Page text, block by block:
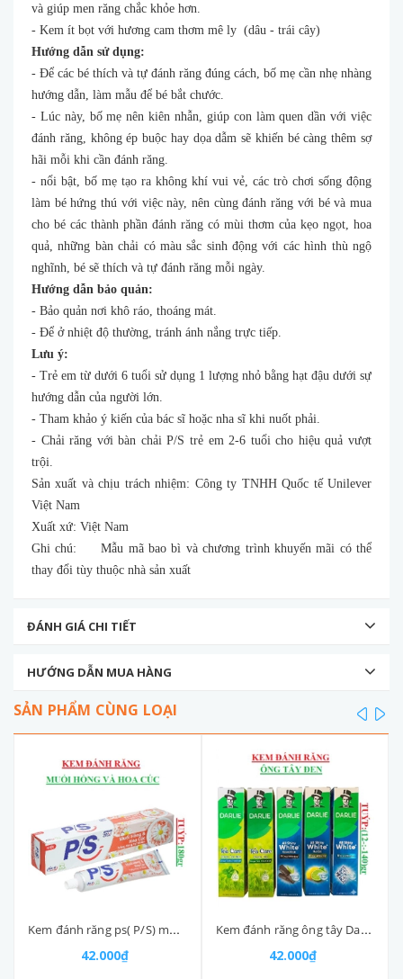
và giúp men răng chắc khỏe hơn.
- Kem ít bọt với hương cam thơm mê ly (dâu - trái cây)
Hướng dẫn sử dụng:
- Để các bé thích và tự đánh răng đúng cách, bố mẹ cần nhẹ nhàng
hướng dẫn, làm mẫu để bé bắt chước.
- Lúc này, bố mẹ nên kiên nhẫn, giúp con làm quen dần với việc
đánh răng, không ép buộc hay dọa dẫm sẽ khiến bé càng thêm sợ
hãi mỗi khi cần đánh răng.
- nổi bật, bố mẹ tạo ra không khí vui vẻ, các trò chơi sống động
làm bé hứng thú với việc này, nên cùng đánh răng với bé và mua
cho bé các thành phần đánh răng có mùi thơm của kẹo ngọt, hoa
quả, những bàn chải có màu sắc sinh động với các hình thù ngộ
nghĩnh, bé sẽ thích và tự đánh răng mỗi ngày.
Hướng dẫn bảo quản:
- Bảo quản nơi khô ráo, thoáng mát.
- Để ở nhiệt độ thường, tránh ánh nắng trực tiếp.
Lưu ý:
- Trẻ em từ dưới 6 tuổi sử dụng 1 lượng nhỏ bằng hạt đậu dưới sự
hướng dẫn của người lớn.
- Tham khảo ý kiến của bác sĩ hoặc nha sĩ khi nuốt phải.
- Chải răng với bàn chải P/S trẻ em 2-6 tuổi cho hiệu quả vượt
trội.
Sản xuất và chịu trách nhiệm: Công ty TNHH Quốc tế Unilever
Việt Nam
Xuất xứ: Việt Nam
Ghi chú: Mẫu mã bao bì và chương trình khuyến mãi có thể
thay đổi tùy thuộc nhà sản xuất
ĐÁNH GIÁ CHI TIẾT
HƯỚNG DẪN MUA HÀNG
SẢN PHẨM CÙNG LOẠI
Kem đánh răng ps( P/S) muối hồng & hoa cúc tuýp 180gr
42.000₫
Kem đánh răng ông tây Darlie tuýp (120-:-140)gr
42.000₫
prev